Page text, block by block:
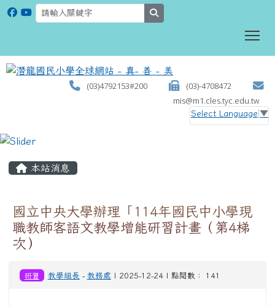
(03)4792153#200
(03)-4708472
mis@m1.cles.tyc.edu.tw
Select Language ▼
本站消息
國立中央大學辦理「114年國民中小學現
職教師客語文教學增能研習計畫（第4梯
次）
研習 教學組長 - 教務處 | 2025-12-24 | 點閱數： 141